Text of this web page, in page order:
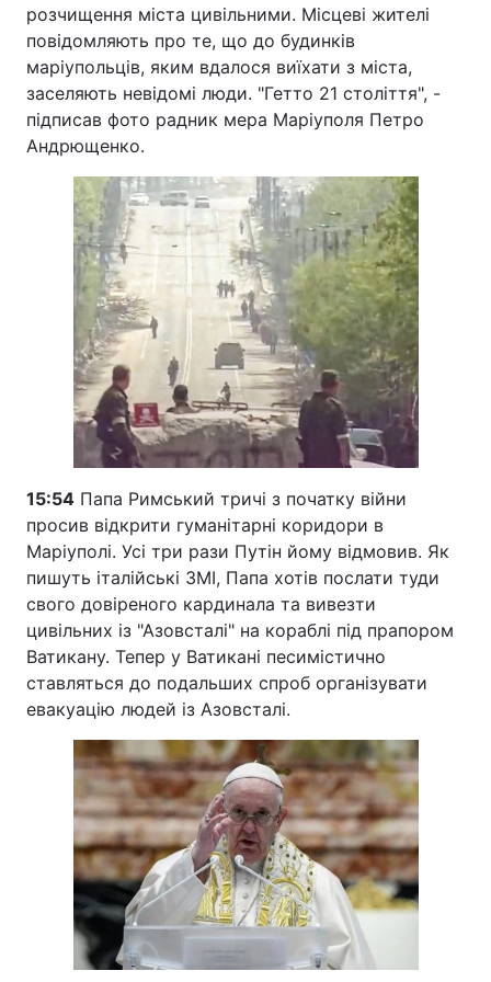
розчищення міста цивільними. Місцеві жителі
повідомляють про те, що до будинків
маріупольців, яким вдалося виїхати з міста,
заселяють невідомі люди. "Гетто 21 століття", -
підписав фото радник мера Маріуполя Петро
Андрющенко.
15:54 Папа Римський тричі з початку війни
просив відкрити гуманітарні коридори в
Маріуполі. Усі три рази Путін йому відмовив. Як
пишуть італійські ЗМІ, Папа хотів послати туди
свого довіреного кардинала та вивезти
цивільних із "Азовсталі" на кораблі під прапором
Ватикану. Тепер у Ватикані песимістично
ставляться до подальших спроб організувати
евакуацію людей із Азовсталі.